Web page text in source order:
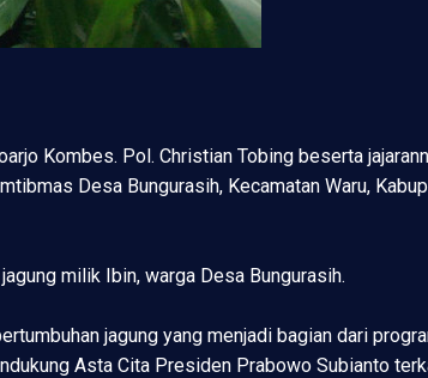
Kombes. Pol. Christian Tobing beserta
Desa Bungurasih, Kecamatan Waru,
milik Ibin, warga Desa Bungurasih.
jagung yang menjadi bagian dari
Asta Cita Presiden Prabowo Subianto